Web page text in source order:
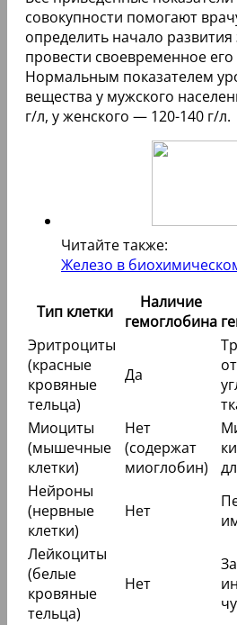
совокупности помогают
определить начало
провести своевременное
Нормальным показателем
вещества у мужского
г/л, у женского — 120-140 г/л.
Читайте также:
Железо в
Тип клетки
Наличие
гемоглобина
Эритроциты
(красные
кровяные
тельца)
Да
Миоциты
(мышечные
клетки)
Нет
(содержат
миоглобин)
Нейроны
(нервные
клетки)
Нет
Лейкоциты
(белые
кровяные
тельца)
Нет